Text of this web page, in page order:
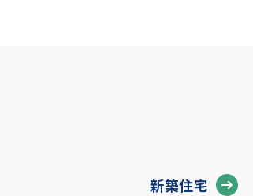
新築住宅